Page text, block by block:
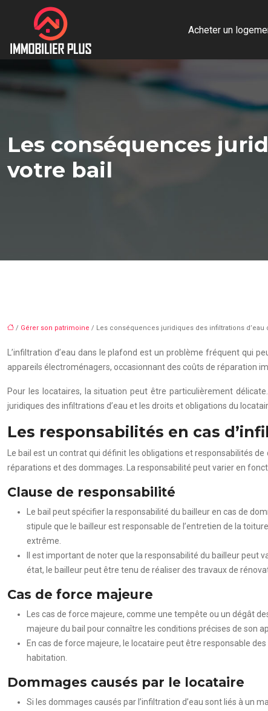
Acheter un
Les conséquences
votre bail
/ Gérer son patrimoine / Les conséquences juridiques des infiltrations d’eau
L’infiltration d’eau dans le plafond est un problème fréquent qui
appareils électroménagers, occasionnant des coûts de réparation
Pour les locataires, la situation peut être particulièrement
juridiques des infiltrations d’eau et les droits et obligations du
Les responsabilités en cas
Le bail est un contrat qui définit les obligations et responsabilités
réparations et des dommages. La responsabilité peut varier en
Clause de responsabilité
Le bail peut spécifier la responsabilité du bailleur en cas de
stipule que le bailleur est responsable de l’entretien de la
extrême.
Il est important de noter que la responsabilité du bailleur
état, le bailleur peut être tenu de réaliser des travaux de
Cas de force majeure
Les cas de force majeure, comme une tempête ou un dégât
majeure du bail pour connaître les conditions précises de son
En cas de force majeure, le locataire peut être responsable
habitation.
Dommages causés par le locataire
Si les dommages causés par l’infiltration d’eau sont liés à un